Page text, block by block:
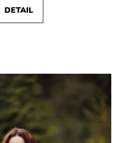
DETAIL